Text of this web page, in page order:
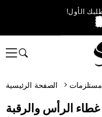
غطاء الرأس والرقبة